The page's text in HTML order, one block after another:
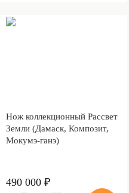
Нож коллекционный Рассвет
Земли (Дамаск, Композит,
Мокумэ-ганэ)
490 000 ₽